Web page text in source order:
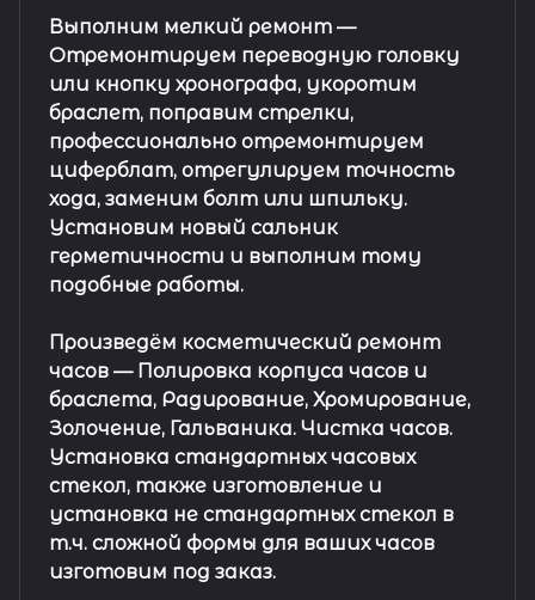
Выполним мелкий ремонт —
Отремонтируем переводную головку
или кнопку хронографа, укоротим
браслет, поправим стрелки,
профессионально отремонтируем
циферблат, отрегулируем точность
хода, заменим болт или шпильку.
Установим новый сальник
герметичности и выполним тому
подобные работы.
Произведём косметический ремонт
часов — Полировка корпуса часов и
браслета, Радирование, Хромирование,
Золочение, Гальваника. Чистка часов.
Установка стандартных часовых
стекол, также изготовление и
установка не стандартных стекол в
т.ч. сложной формы для ваших часов
изготовим под заказ.